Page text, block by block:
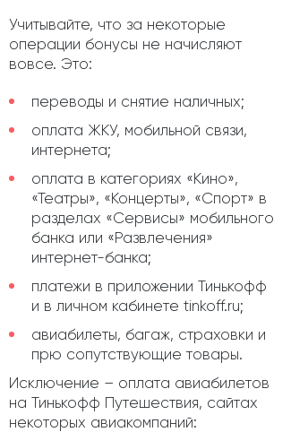
Учитывайте, что за некоторые
операции бонусы не начисляют
вовсе. Это:
переводы и снятие наличных;
оплата ЖКУ, мобильной связи,
интернета;
оплата в категориях «Кино»,
«Театры», «Концерты», «Спорт» в
разделах «Сервисы» мобильного
банка или «Развлечения»
интернет-банка;
платежи в приложении Тинькофф
и в личном кабинете tinkoff.ru;
авиабилеты, багаж, страховки и
прю сопутствующие товары.
Исключение – оплата авиабилетов
на Тинькофф Путешествия, сайтах
некоторых авиакомпаний: